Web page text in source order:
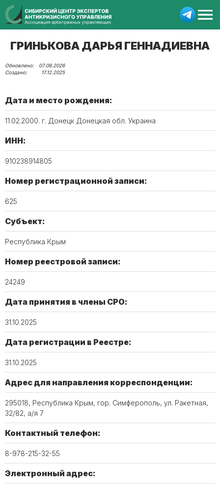
ГРИНЬКОВА ДАРЬЯ ГЕННАДИЕВНА
07.08.2026
17.12.2025
Дата и место рождения:
11.02.2000. г. Донецк Донецкая обл. Украина
ИНН:
910238914805
Номер регистрационной записи:
625
Субъект:
Республика Крым
Номер реестровой записи:
24249
Дата принятия в члены СРО:
31.10.2025
Дата регистрации в Реестре:
31.10.2025
Адрес для направления корреспонденции:
295018, Республика Крым, гор. Симферополь, ул. Ракетная,
32/82, а/я 7
Контактный телефон:
8-978-215-32-55
Электронный адрес: